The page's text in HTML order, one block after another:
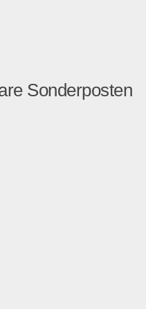
Sonderposten